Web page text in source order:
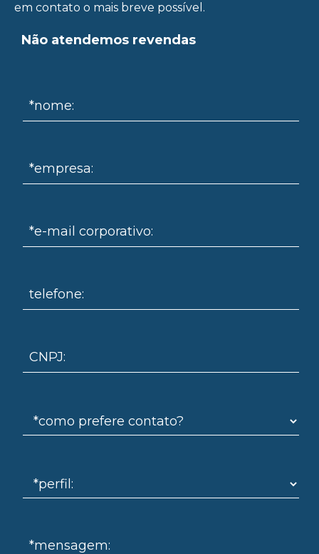
em contato o mais breve possível.
Não atendemos revendas
*nome:
*empresa:
*e-mail corporativo:
telefone:
CNPJ:
*mensagem: